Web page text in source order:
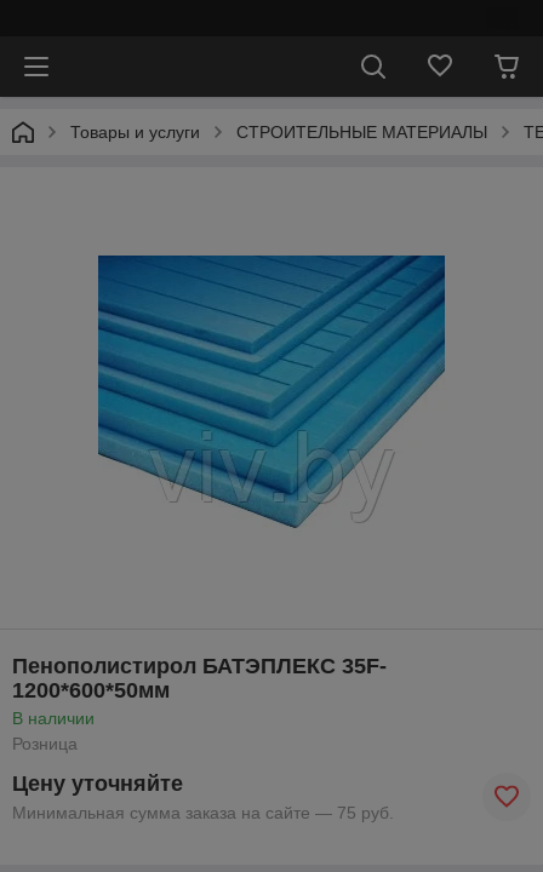
Товары и услуги СТРОИТЕЛЬНЫЕ МАТЕРИАЛЫ
Пенополистирол БАТЭПЛЕКС 35F-
1200*600*50мм
В наличии
Розница
Цену уточняйте
Минимальная сумма заказа на сайте — 75 руб.